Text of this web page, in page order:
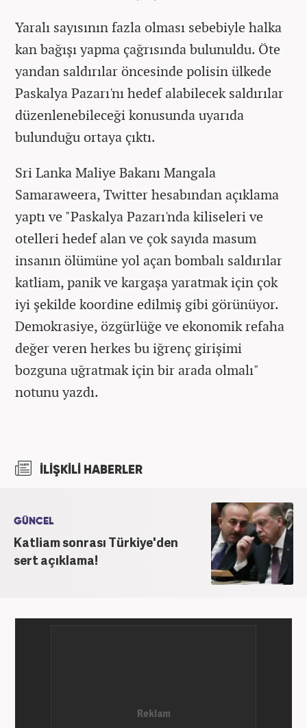
Yaralı sayısının fazla olması sebebiyle halka
kan bağışı yapma çağrısında bulunuldu. Öte
yandan saldırılar öncesinde polisin ülkede
Paskalya Pazarı'nı hedef alabilecek saldırılar
düzenlenebileceği konusunda uyarıda
bulunduğu ortaya çıktı.
Sri Lanka Maliye Bakanı Mangala
Samaraweera, Twitter hesabından açıklama
yaptı ve "Paskalya Pazarı'nda kiliseleri ve
otelleri hedef alan ve çok sayıda masum
insanın ölümüne yol açan bombalı saldırılar
katliam, panik ve kargaşa yaratmak için çok
iyi şekilde koordine edilmiş gibi görünüyor.
Demokrasiye, özgürlüğe ve ekonomik refaha
değer veren herkes bu iğrenç girişimi
bozguna uğratmak için bir arada olmalı"
notunu yazdı.
İLİŞKİLİ HABERLER
GÜNCEL
Katliam sonrası Türkiye'den
sert açıklama!